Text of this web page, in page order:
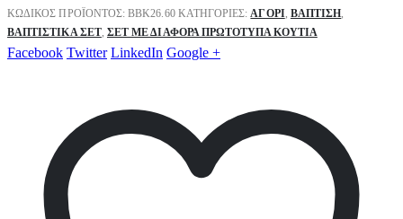
ΚΩΔΙΚΌΣ ΠΡΟΪΌΝΤΟΣ:ΒΒK26.60 ΚΑΤΗΓΟΡΊΕΣ: ΑΓΌΡΙ, ΒΑΠΤΙΣΗ
ΒΑΠΤΙΣΤΙΚΆ ΣΕΤ, ΣΕΤ ΜΕ ΔΙΆΦΟΡΑ ΠΡΩΤΌΤΥΠΑ ΚΟΥΤΙΆ
Facebook Twitter LinkedIn Google +